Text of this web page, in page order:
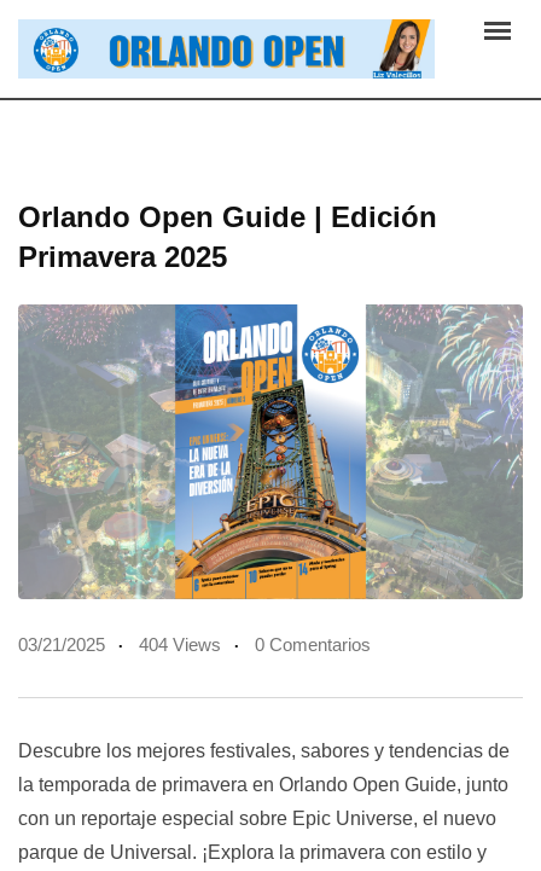
content
Orlando Open Guide | Edición
Primavera 2025
03/21/2025 404 Views 0 Comentarios
Descubre los mejores festivales, sabores y tendencias de
la temporada de primavera en Orlando Open Guide, junto
con un reportaje especial sobre Epic Universe, el nuevo
parque de Universal. ¡Explora la primavera con estilo y